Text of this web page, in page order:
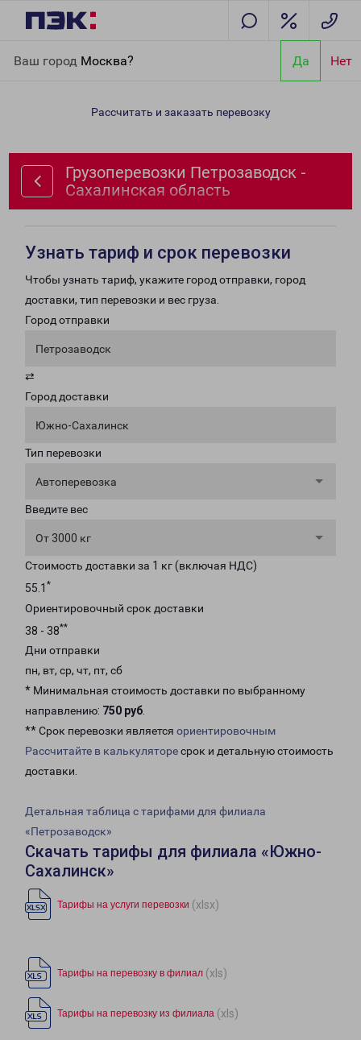
Ваш город Москва? Да Нет
Сахалинская область
Рассчитать и заказать перевозку
Грузоперевозки Петрозаводск -
Сахалинская область
Узнать тариф и срок перевозки
Чтобы узнать тариф, укажите город отправки, город
доставки, тип перевозки и вес груза.
Город отправки
Петрозаводск
⇄
Город доставки
Южно-Сахалинск
Тип перевозки
Автоперевозка
Введите вес
От 3000 кг
Стоимость доставки за 1 кг (включая НДС)
55.1 *
Ориентировочный срок доставки
38 - 38**
Дни отправки
пн, вт, ср, чт, пт, сб
* Минимальная стоимость доставки по выбранному
направлению: 750 руб.
** Срок перевозки является ориентировочным
Рассчитайте в калькуляторесрок и детальную стоимость
доставки.
Детальная таблица с тарифами для филиала
«Петрозаводск»
Скачать тарифы для филиала «Южно-
Сахалинск»
Тарифы на услуги перевозки (xlsx)
Тарифы на перевозку в филиал (xls)
Тарифы на перевозку из филиала (xls)